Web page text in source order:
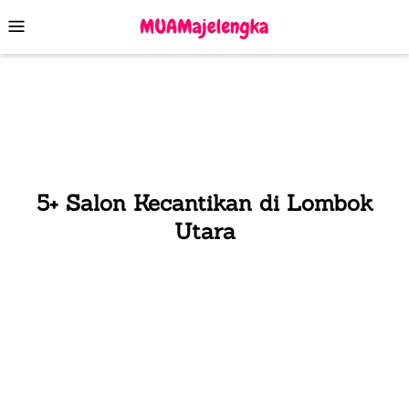
to
contentMenu
5+ Salon Kecantikan di Lombok
Utara